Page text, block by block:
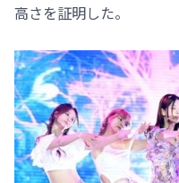
高さを証明した。